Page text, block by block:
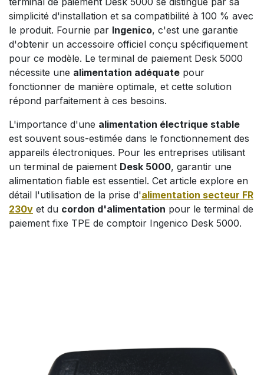
simplicité d'installation et sa compatibilité à 100 % avec
le produit. Fournie par Ingenico, c'est une garantie
d'obtenir un accessoire officiel conçu spécifiquement
pour ce modèle. Le terminal de paiement Desk 5000
nécessite une alimentation adéquate pour
fonctionner de manière optimale, et cette solution
répond parfaitement à ces besoins.
L'importance d'une alimentation électrique stable
est souvent sous-estimée dans le fonctionnement des
appareils électroniques. Pour les entreprises utilisant
un terminal de paiement Desk 5000, garantir une
alimentation fiable est essentiel. Cet article explore en
détail l'utilisation de la prise d'alimentation secteur FR
230v et du cordon d'alimentation pour le terminal de
paiement fixe TPE de comptoir Ingenico Desk 5000.